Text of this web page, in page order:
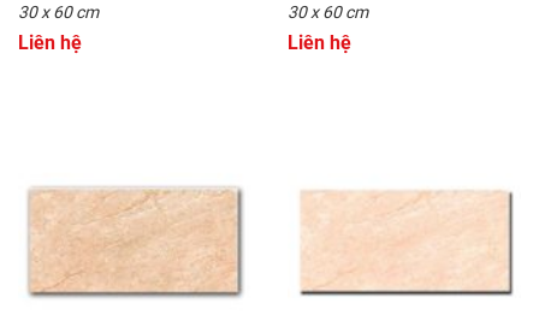
30 x 60 cm
Liên hệ
30 x 60 cm
Liên hệ